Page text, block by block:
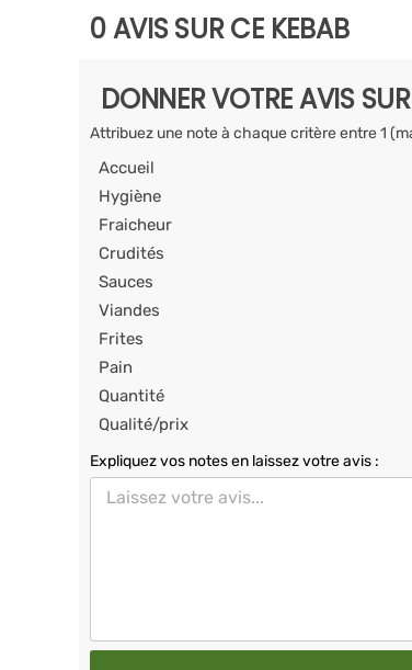
0 AVIS SUR CE KEBAB
DONNER VOTRE AVIS
Attribuez une note à chaque critère entre 1
Accueil
Hygiène
Fraicheur
Crudités
Sauces
Viandes
Frites
Pain
Quantité
Qualité/prix
Expliquez vos notes en laissez votre avis :